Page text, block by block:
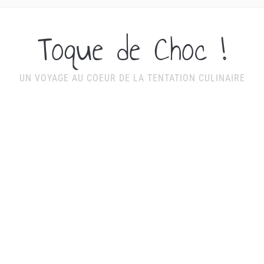
Toque de Choc !
UN VOYAGE AU COEUR DE LA TENTATION CULINAIRE